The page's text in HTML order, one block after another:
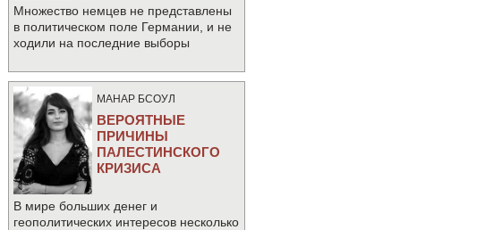
Множество немцев не представлены
в политическом поле Германии, и не
ходили на последние выборы
МАНАР БСОУЛ
ВЕРОЯТНЫЕ
ПРИЧИНЫ
ПАЛЕСТИНСКОГО
КРИЗИСА
В мире больших денег и
геополитических интересов несколько